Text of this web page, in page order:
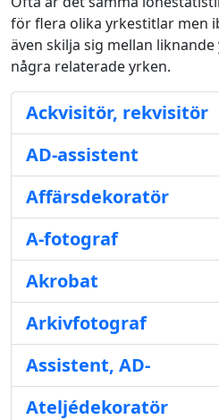
för flera olika yrkestitlar men
även skilja sig mellan
några relaterade yrken.
Ackvisitör, rekvisitör
AD-assistent
Affärsdekoratör
A-fotograf
Akrobat
Arkivfotograf
Assistent, AD-
Ateljédekoratör